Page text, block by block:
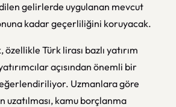
gelirlerde uygulanan mevcut
kadar geçerliliğini koruyacak.
Türk lirası bazlı yatırım
açısından önemli bir
Uzmanlara göre
uzatılması, kamu borçlanma